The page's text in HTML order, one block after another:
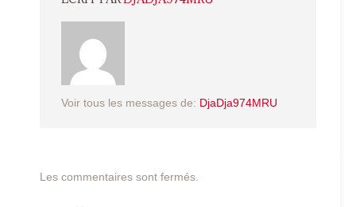
Voir tous les messages de: DjaDja974MRU
Les commentaires sont fermés.